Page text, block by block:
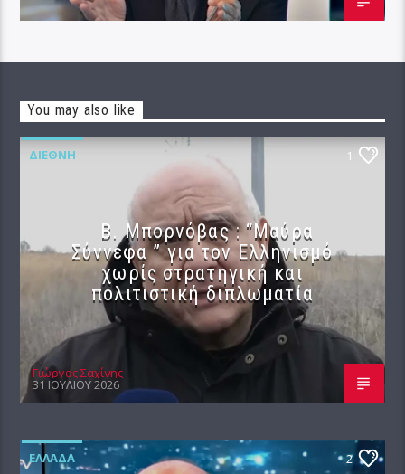
You may also like
ΔΙΕΘΝΉ 1
B. Μπορνόβας : “Μαύρα
Σύννεφα ” για τον Ελληνισμό
χωρίς στρατηγική και
πολιτιστική διπλωματία
Γιώργος Σαχίνης
31 ΙΟΥΛΊΟΥ 2026
ΕΛΛΆΔΑ 2